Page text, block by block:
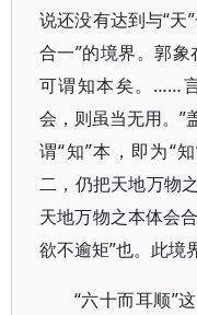
说还没有达到与“天
合一”的境界。郭象
可谓知本矣。……
会，则虽当无用。”
谓“知”本，即为“
二，仍把天地万物
天地万物之本体会
欲不逾矩”也。此境
“六十而耳顺”